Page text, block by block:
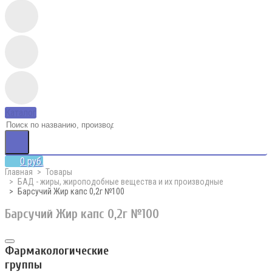
0 руб.
Главная
Товары
БАД - жиры, жироподобные вещества и их производные
Барсучий Жир капс 0,2г №100
Барсучий Жир капс 0,2г №100
Фармакологические
группы